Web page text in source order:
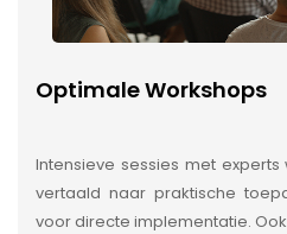
Optimale Workshops
Intensieve sessies met
vertaald naar praktische
voor directe implementatie.